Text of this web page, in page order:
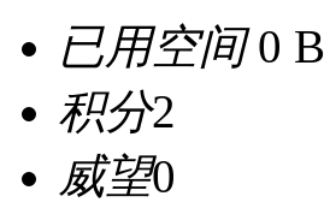
已用空间0 B
积分2
威望0